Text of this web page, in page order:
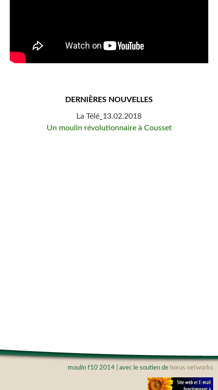
DERNIÈRES NOUVELLES
La Télé_13.02.2018
Un moulin révolutionnaire à Cousset
moulin f10 2014 | avec le soutien de horus networks